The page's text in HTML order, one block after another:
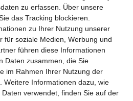
zu erfassen. Über unsere
das Tracking blockieren.
zu Ihrer Nutzung unserer
für soziale Medien, Werbung und
führen diese Informationen
Daten zusammen, die Sie
im Rahmen Ihrer Nutzung der
Weitere Informationen dazu, wie
verwendet, finden Sie auf der
HEUTE
2027
gefunden ....